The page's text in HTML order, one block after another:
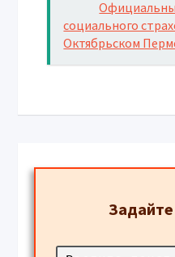
социального
Октябрьском